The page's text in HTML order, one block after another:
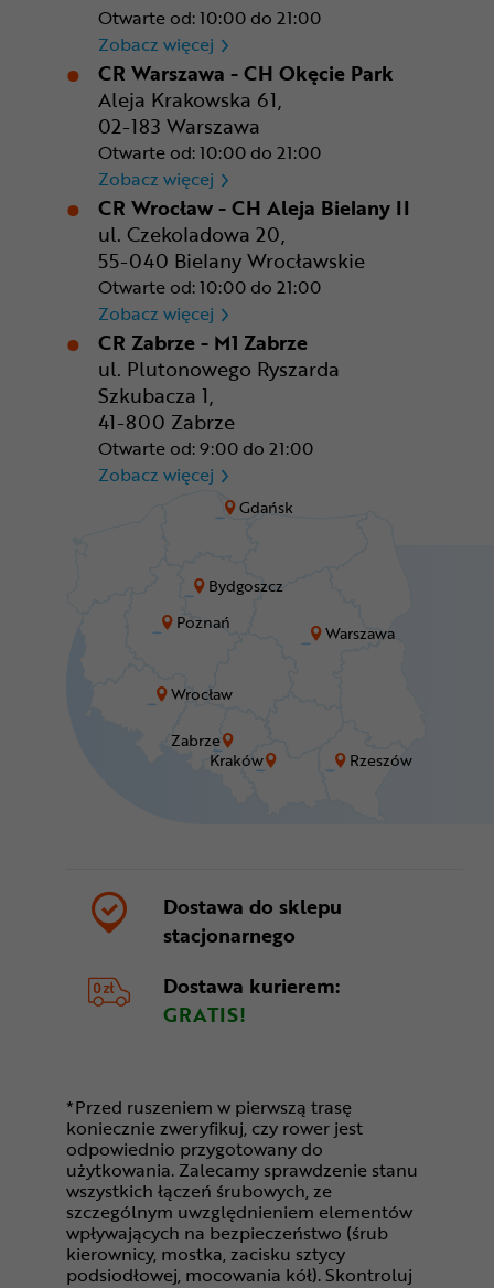
Bydgoszcz
Gdańsk
Kraków
Poznań
Rzeszów
Warszawa
Wrocław
Zabrze
Otwarte od: 10:00 do 21:00
Zobacz więcej CR Rzeszów
CR Warszawa - CH Okęcie Park
Aleja Krakowska 61,
02-183 Warszawa
Otwarte od: 10:00 do 21:00
Zobacz więcej CR Warszawa - CH Okęcie
CR Wrocław - CH Aleja Bielany II
ul. Czekoladowa 20,
55-040 Bielany Wrocławskie
Otwarte od: 10:00 do 21:00
Zobacz więcej CR Wrocław - CH Aleja
CR Zabrze - M1 Zabrze
ul. Plutonowego Ryszarda
Szkubacza 1,
41-800 Zabrze
Otwarte od: 9:00 do 21:00
Zobacz więcej CR Zabrze - M1 Zabrze
Dostawa do sklepu
stacjonarnego
Dostawa kurierem:
GRATIS!
*Przed ruszeniem w pierwszą trasę
koniecznie zweryfikuj, czy rower jest
odpowiednio przygotowany do
użytkowania. Zalecamy sprawdzenie stanu
wszystkich łączeń śrubowych, ze
szczególnym uwzględnieniem elementów
wpływających na bezpieczeństwo (śrub
kierownicy, mostka, zacisku sztycy
podsiodłowej, mocowania kół). Skontroluj